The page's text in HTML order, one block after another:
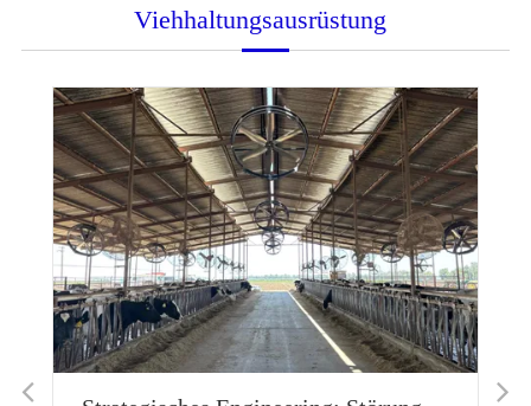
Viehhaltungsausrüstung